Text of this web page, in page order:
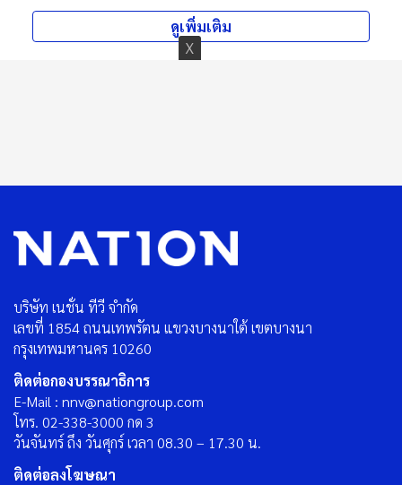
ดูเพิ่มเติม
บริษัท เนชั่น ทีวี จำกัด
เลขที่ 1854 ถนนเทพรัตน แขวงบางนาใต้ เขตบางนา
กรุงเทพมหานคร 10260
ติดต่อกองบรรณาธิการ
E-Mail : nnv@nationgroup.com
โทร. 02-338-3000 กด 3
วันจันทร์ ถึง วันศุกร์ เวลา 08.30 – 17.30 น.
ติดต่อลงโฆษณา